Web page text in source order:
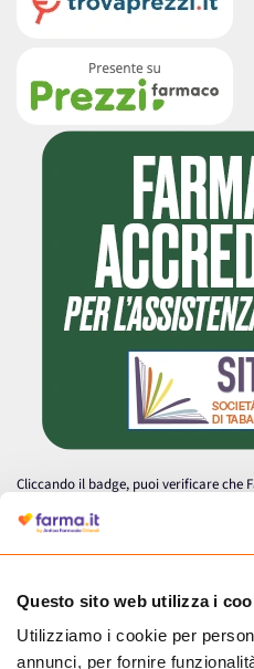
Questo sito web utilizza i
Utilizziamo i cookie per
annunci, per fornire
Cliccando il badge, puoi verificare che
autorizzata dal Ministero della Salute
medicinali.